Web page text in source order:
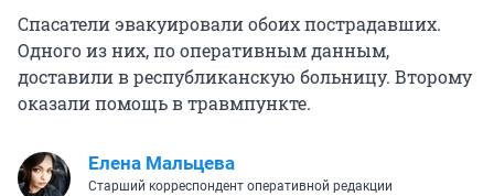
Спасатели эвакуировали обоих пострадавших.
Одного из них, по оперативным данным,
доставили в республиканскую больницу. Второму
оказали помощь в травмпункте.
Елена Мальцева
Старший корреспондент оперативной редакции